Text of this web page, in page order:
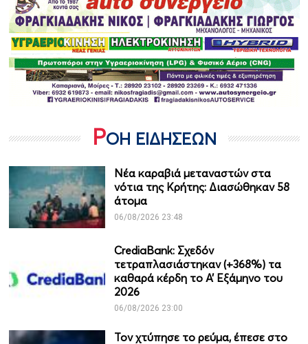
ΡΟΗ ΕΙΔΗΣΕΩΝ
Νέα καραβιά μεταναστών στα
νότια της Κρήτης: Διασώθηκαν 58
άτομα
06/08/2026 23:48
CrediaBank: Σχεδόν
τετραπλασιάστηκαν (+368%) τα
καθαρά κέρδη το Α’ Εξάμηνο του
2026
06/08/2026 23:00
Τον χτύπησε το ρεύμα, έπεσε στο